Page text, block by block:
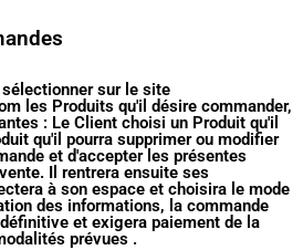
sur le site
les Produits qu'il désire commander,
: Le Client choisi un Produit qu'il
qu'il pourra supprimer ou modifier
et d'accepter les présentes
Il rentrera ensuite ses
à son espace et choisira le mode
des informations, la commande
et exigera paiement de la
prévues .